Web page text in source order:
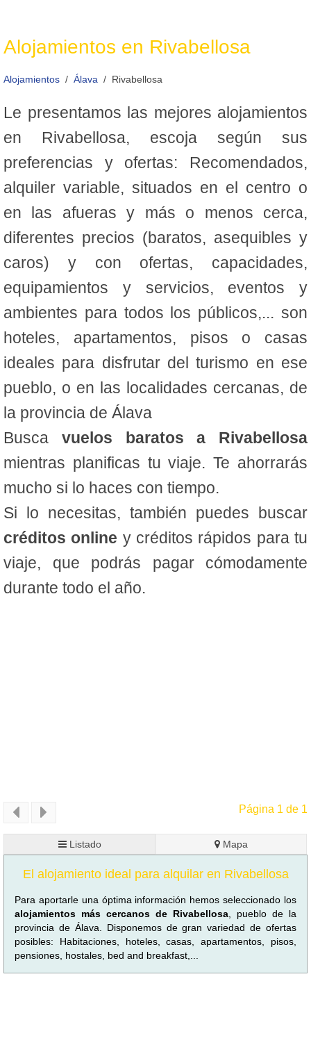
Alojamientos en Rivabellosa
Alojamientos Álava Rivabellosa
Le presentamos las mejores alojamientos
en Rivabellosa, escoja según sus
preferencias y ofertas: Recomendados,
alquiler variable, situados en el centro o
en las afueras y más o menos cerca,
diferentes precios (baratos, asequibles y
caros) y con ofertas, capacidades,
equipamientos y servicios, eventos y
ambientes para todos los públicos,... son
hoteles, apartamentos, pisos o casas
ideales para disfrutar del turismo en ese
pueblo, o en las localidades cercanas, de
la provincia de Álava
Busca vuelos baratos a Rivabellosa
mientras planificas tu viaje. Te ahorrarás
mucho si lo haces con tiempo.
Si lo necesitas, también puedes buscar
créditos online y créditos rápidos para tu
viaje, que podrás pagar cómodamente
durante todo el año.
Página 1 de 1
Listado Mapa
El alojamiento ideal para alquilar en Rivabellosa
Para aportarle una óptima información hemos seleccionado los
alojamientos más cercanos de Rivabellosa , pueblo de la
provincia de Álava. Disponemos de gran variedad de ofertas
posibles: Habitaciones, hoteles, casas, apartamentos, pisos,
pensiones, hostales, bed and breakfast,...